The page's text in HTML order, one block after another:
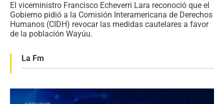
El viceministro Francisco Echeverri Lara reconoció que el
Gobierno pidió a la Comisión Interamericana de Derechos
Humanos (CIDH) revocar las medidas cautelares a favor
de la población Wayúu.
La Fm